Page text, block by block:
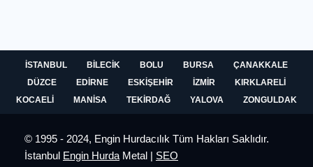
İSTANBUL BILECIK BOLU BURSA
ÇANAKKALE
DÜZCE
EDIRNE ESKIŞEHIR İZMIR
KIRKLARELI
KOCAELI
MANISA TEKIRDAĞ YALOVA ZONGULDAK
© 1995 - 2024, Engin Hurdacılık Tüm Hakları Saklıdır.
İstanbul Engin Hurda Metal | SEO